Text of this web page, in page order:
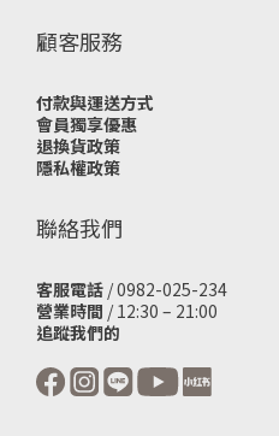
顧客服務
付款與運送方式
會員獨享優惠
退換貨政策
隱私權政策
聯絡我們
客服電話 / 0982-025-234
營業時間 / 12:30 – 21:00
追蹤我們的